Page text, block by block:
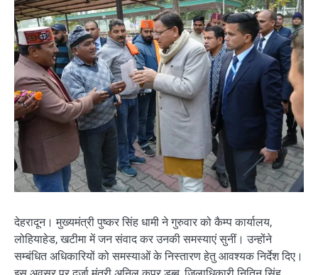
देहरादून। मुख्यमंत्री पुष्कर सिंह धामी ने गुरुवार को कैम्प कार्यालय,
लोहियाहेड, खटीमा में जन संवाद कर उनकी समस्याएं सुनीं। उन्होंने
सम्बंधित अधिकारियों को समस्याओं के निस्तारण हेतु आवश्यक निर्देश दिए।